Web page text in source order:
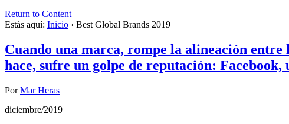
Return to Content
Estás aquí: Inicio › Best Global Brands 2019
Cuando una marca, rompe la alineación entre
hace, sufre un golpe de reputación: Facebook,
PorMar Heras |
diciembre/2019